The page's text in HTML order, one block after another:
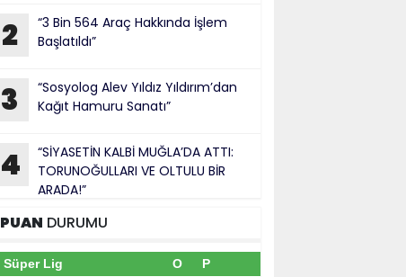
2
“3 Bin 564 Araç Hakkında İşlem
Başlatıldı”
3
“Sosyolog Alev Yıldız Yıldırım’dan
Kağıt Hamuru Sanatı”
4
“SİYASETİN KALBİ MUĞLA’DA ATTI:
TORUNOĞULLARI VE OLTULU BİR
ARADA!”
PUAN DURUMU
Süper Lig O P